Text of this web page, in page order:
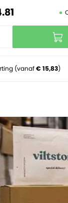
81
(vanaf€ 15,83)